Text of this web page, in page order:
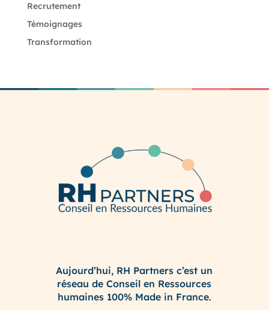
Recrutement
Témoignages
Transformation
Aujourd’hui, RH Partners c’est un
réseau de Conseil en Ressources
humaines 100% Made in France.